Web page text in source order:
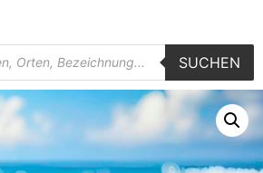
SUCHEN